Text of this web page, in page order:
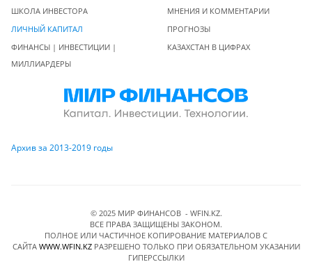
ШКОЛА ИНВЕСТОРА
ЛИЧНЫЙ КАПИТАЛ
ФИНАНСЫ | ИНВЕСТИЦИИ |
МИЛЛИАРДЕРЫ
МНЕНИЯ И КОММЕНТАРИИ
ПРОГНОЗЫ
КАЗАХСТАН В ЦИФРАХ
Архив за 2013-2019 годы
© 2025 МИР ФИНАНСОВ - WFIN.KZ.
ВСЕ ПРАВА ЗАЩИЩЕНЫ ЗАКОНОМ.
ПОЛНОЕ ИЛИ ЧАСТИЧНОЕ КОПИРОВАНИЕ МАТЕРИАЛОВ C
САЙТА WWW.WFIN.KZРАЗРЕШЕНО ТОЛЬКО ПРИ ОБЯЗАТЕЛЬНОМ УКАЗАНИИ
ГИПЕРССЫЛКИ